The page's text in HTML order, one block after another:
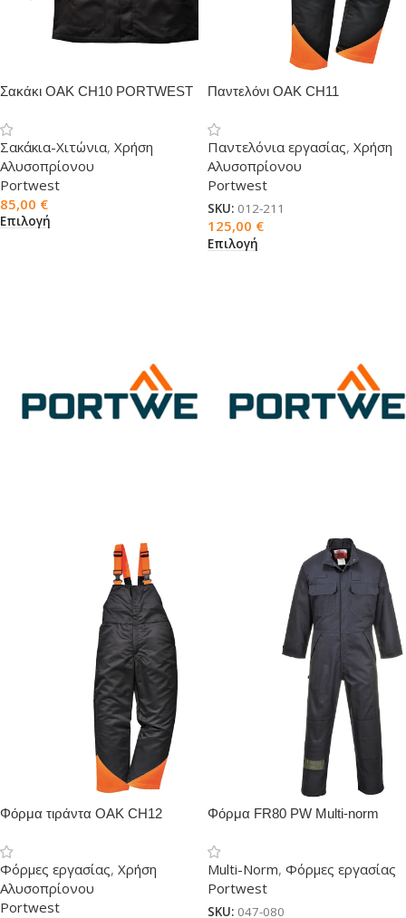
Σακάκι OAK CH10 PORTWEST
Σακάκια-Χιτώνια, Χρήση
Αλυσοπρίονου
Portwest
85,00 €
Επιλογή
Παντελόνι OAK CH11
Παντελόνια εργασίας, Χρήση
Αλυσοπρίονου
Portwest
SKU: 012-211
125,00 €
Επιλογή
Φόρμα τιράντα OAK CH12
Φόρμες εργασίας, Χρήση
Αλυσοπρίονου
Portwest
Φόρμα FR80 PW Multi-norm
Multi-Norm, Φόρμες εργασίας
Portwest
SKU: 047-080